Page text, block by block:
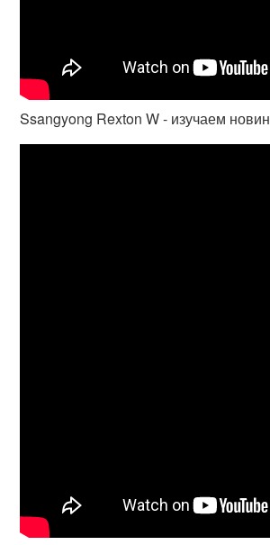
Ssangyong Rexton W - изучаем